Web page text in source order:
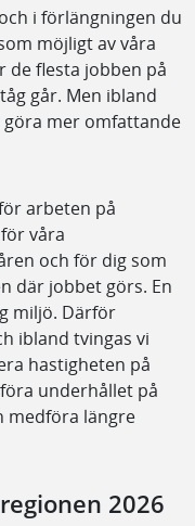
i förlängningen du
möjligt av våra
de flesta jobben på
går. Men ibland
mer omfattande
arbeten på
våra
och för dig som
där jobbet görs. En
miljö. Därför
ibland tvingas vi
hastigheten på
underhållet på
medföra längre
2026